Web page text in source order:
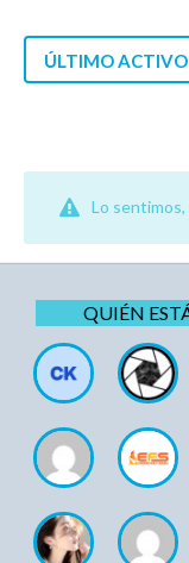
ÚLTIMO ACTIVO
Lo
QUIÉN